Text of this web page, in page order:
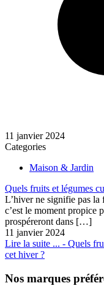
11 janvier 2024
Categories
Maison & Jardin
Quels fruits et légumes
L’hiver ne signifie pas la
c’est le moment propice
prospéreront dans […]
11 janvier 2024
Lire la suite ... - Quels
cet hiver ?
Nos marques